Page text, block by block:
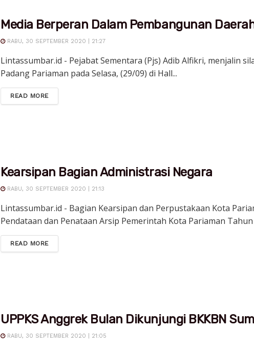
Media Berperan Dalam Pembangunan
RABU, 30 SEPTEMBER 2020 | 21:27
Lintassumbar.id - Pejabat Sementara (Pjs) Adib Alfikri, menjalin
Padang Pariaman pada Selasa, (29/09) di Hall...
READ MOREDETAILS
Kearsipan Bagian Administrasi Negara
RABU, 30 SEPTEMBER 2020 | 21:13
Lintassumbar.id - Bagian Kearsipan dan Perpustakaan Kota
Pendataan dan Penataan Arsip Pemerintah Kota Pariaman Tahun
READ MOREDETAILS
UPPKS Anggrek Bulan Dikunjungi BKKBN
RABU, 30 SEPTEMBER 2020 | 21:05